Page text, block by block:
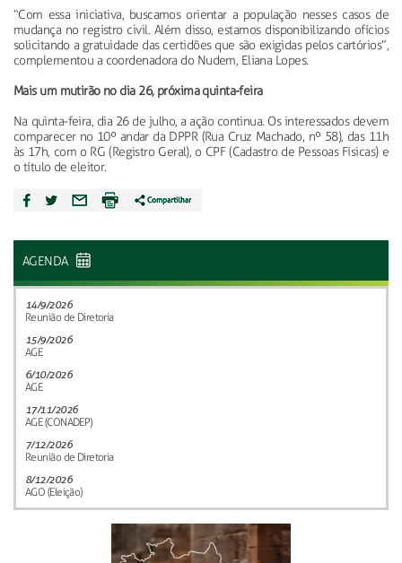
“Com essa iniciativa, buscamos orientar a população nesses casos de
mudança no registro civil. Além disso, estamos disponibilizando ofícios
solicitando a gratuidade das certidões que são exigidas pelos cartórios”,
complementou a coordenadora do Nudem, Eliana Lopes.
Mais um mutirão no dia 26, próxima quinta-feira
Na quinta-feira, dia 26 de julho, a ação continua. Os interessados devem
comparecer no 10º andar da DPPR (Rua Cruz Machado, nº 58), das 11h
às 17h, com o RG (Registro Geral), o CPF (Cadastro de Pessoas Físicas) e
o título de eleitor.
AGENDA
14/9/2026
Reunião de Diretoria
15/9/2026
AGE
6/10/2026
AGE
17/11/2026
AGE (CONADEP)
7/12/2026
Reunião de Diretoria
8/12/2026
AGO (Eleição)